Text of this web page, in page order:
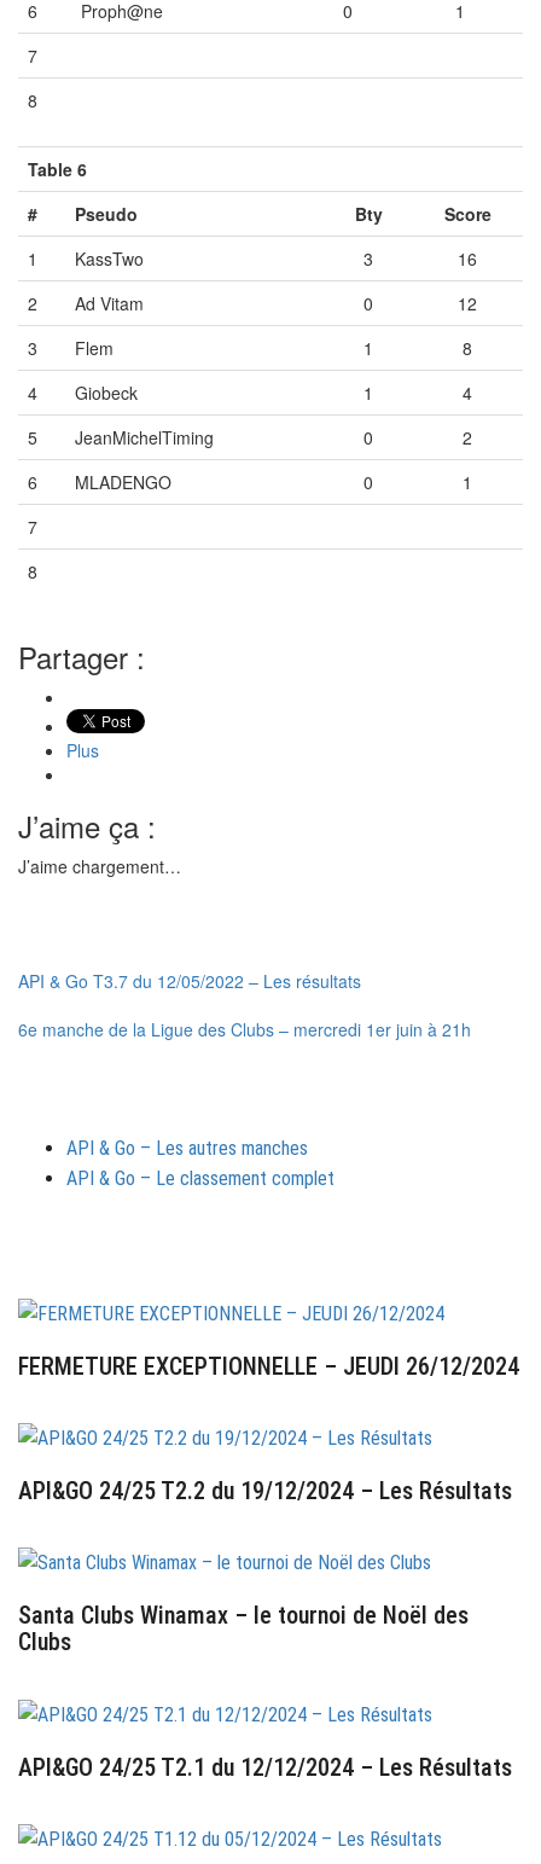
6 Proph@ne 0
1
7
8
Table 6
#
Pseudo Bty
Score
1
KassTwo 3
16
2
Ad Vitam 0
12
3
Flem 1
8
4
Giobeck 1
4
5
JeanMichelTiming 0
2
6
MLADENGO 0
1
7
8
Partager :
Plus
J’aime ça :
J’aime chargement…
API & Go T3.7 du 12/05/2022 – Les résultats
6e manche de la Ligue des Clubs – mercredi 1er juin à 21h
API & Go – Les autres manches
API & Go – Le classement complet
FERMETURE EXCEPTIONNELLE – JEUDI 26/12/2024
API&GO 24/25 T2.2 du 19/12/2024 – Les Résultats
Santa Clubs Winamax – le tournoi de Noël des
Clubs
API&GO 24/25 T2.1 du 12/12/2024 – Les Résultats